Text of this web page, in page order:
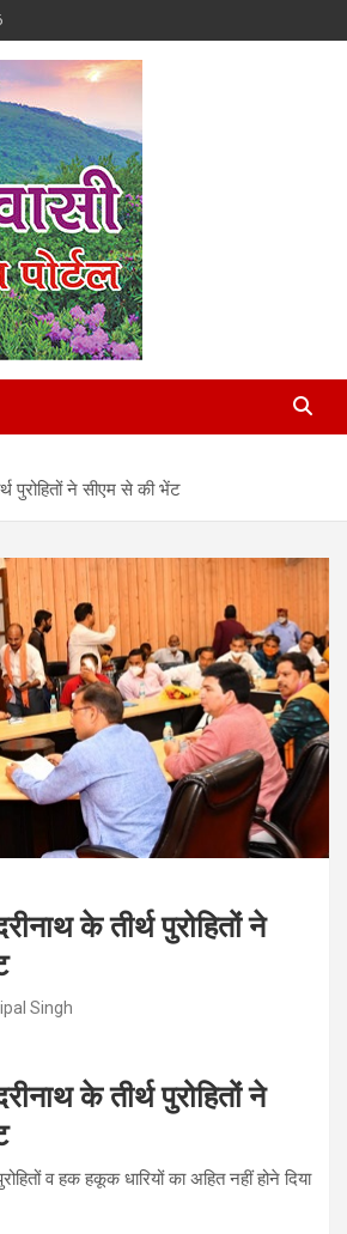
पुरोहितों ने सीएम से की भेंट
के तीर्थ पुरोहितों ने
Singh
के तीर्थ पुरोहितों ने
व हक हकूक धारियों का अहित नहीं होने दिया